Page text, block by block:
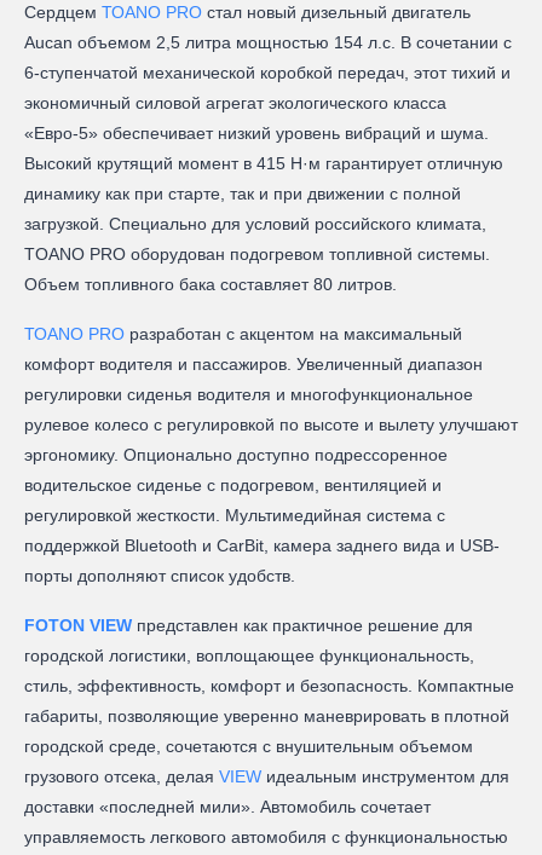
Сердцем ТОANO PRO стал новый дизельный двигатель
Aucan объемом 2,5 литра мощностью 154 л.с. В сочетании с
6-ступенчатой механической коробкой передач, этот тихий и
экономичный силовой агрегат экологического класса
«Евро-5» обеспечивает низкий уровень вибраций и шума.
Высокий крутящий момент в 415 Н·м гарантирует отличную
динамику как при старте, так и при движении с полной
загрузкой. Специально для условий российского климата,
TOANO PRO оборудован подогревом топливной системы.
Объем топливного бака составляет 80 литров.
ТОANO PRO разработан с акцентом на максимальный
комфорт водителя и пассажиров. Увеличенный диапазон
регулировки сиденья водителя и многофункциональное
рулевое колесо с регулировкой по высоте и вылету улучшают
эргономику. Опционально доступно подрессоренное
водительское сиденье с подогревом, вентиляцией и
регулировкой жесткости. Мультимедийная система с
поддержкой Bluetooth и CarBit, камера заднего вида и USB-
порты дополняют список удобств.
FOTON VIEW представлен как практичное решение для
городской логистики, воплощающее функциональность,
стиль, эффективность, комфорт и безопасность. Компактные
габариты, позволяющие уверенно маневрировать в плотной
городской среде, сочетаются с внушительным объемом
грузового отсека, делая VIEW идеальным инструментом для
доставки «последней мили». Автомобиль сочетает
управляемость легкового автомобиля с функциональностью